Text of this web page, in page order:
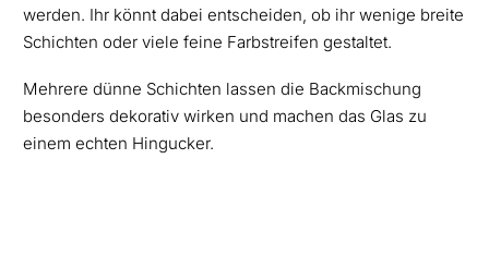
werden. Ihr könnt dabei entscheiden, ob ihr wenige breite
Schichten oder viele feine Farbstreifen gestaltet.
Mehrere dünne Schichten lassen die Backmischung
besonders dekorativ wirken und machen das Glas zu
einem echten Hingucker.